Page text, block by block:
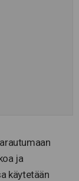
ja
käytetään